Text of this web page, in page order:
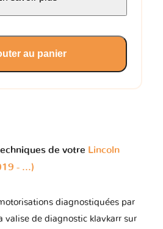
au panier
de votre Lincoln
- ...)
diagnostiquées par
valise de diagnostic klavkarr sur